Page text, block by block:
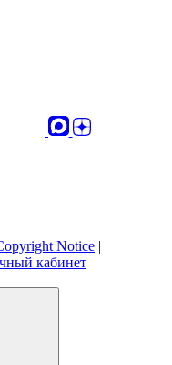
Notice |
кабинет